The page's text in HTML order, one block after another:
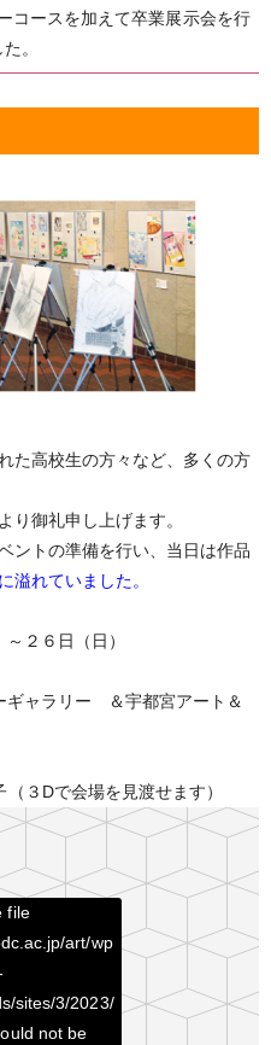
コースを加えて卒業展示会を行
。
た高校生の方々など、多くの方
り御礼申し上げます。
ントの準備を行い、当日は作品
溢れていました。
２６日（日）
ャラリー ＆宇都宮アート＆
３Dで会場を見渡せます）
file
art/wp
sites/3/2023/
not be